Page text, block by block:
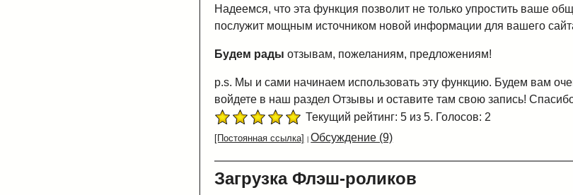
Надеемся, что эта функция позволит не только упростить ваше
послужит мощным источником новой информации для вашего
Будем рады отзывам, пожеланиям, предложениям!
p.s. Мы и сами начинаем использовать эту функцию. Будем вам
войдете в наш раздел Отзывы и оставите там свою запись!
Текущий рейтинг: 5 из 5. Голосов: 2
[Постоянная ссылка] Обсуждение (9)
Загрузка Флэш-роликов